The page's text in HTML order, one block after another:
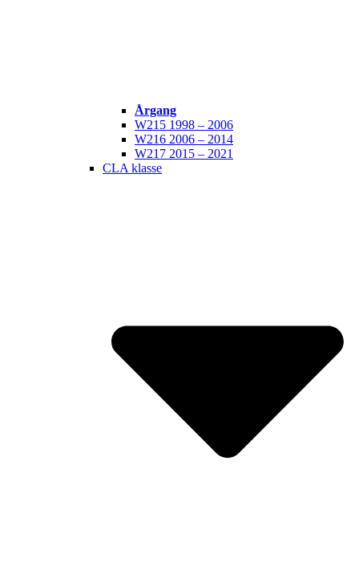
Årgang
W215 1998 – 2006
W216 2006 – 2014
W217 2015 – 2021
CLA klasse